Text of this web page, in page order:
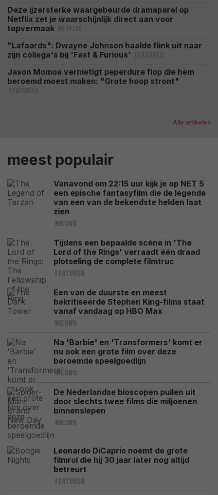
Deze ijzersterke waargebeurde dramaparel op
Netflix zet je waarschijnlijk direct aan voor
topvermaak
"Lafaards": Dwayne Johnson haalde flink uit naar
zijn collega's bij 'Fast & Furious'
Jason Momoa vernietigt peperdure flop die hem
beroemd moest maken: "Grote hoop stront"
Alle artikelen
meest populair
Vanavond om 22:15 uur kijk je op NET 5
een epische fantasyfilm die de legende
van een van de bekendste helden laat
zien
NIEUWS
Tijdens een bepaalde scène in 'The
Lord of the Rings' verraadt één draad
plotseling de complete filmtruc
FEATURED
Een van de duurste en meest
bekritiseerde Stephen King-films staat
vanaf vandaag op HBO Max
NIEUWS
Na 'Barbie' en 'Transformers' komt er
nu ook een grote film over deze
beroemde speelgoedlijn
NIEUWS
De Nederlandse bioscopen puilen uit
door slechts twee films die miljoenen
binnenslepen
NIEUWS
Leonardo DiCaprio noemt de grote
filmrol die hij 30 jaar later nog altijd
betreurt
FEATURED